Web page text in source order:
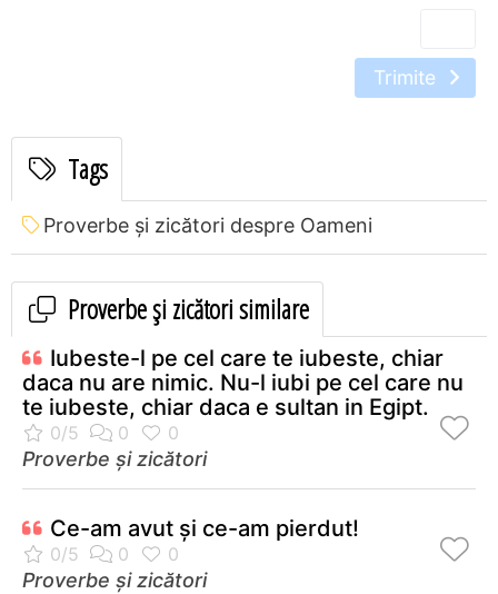
Trimite
Tags
Proverbe și zicători despre Oameni
Proverbe și zicători similare
Iubeste-l pe cel care te iubeste, chiar
daca nu are nimic. Nu-l iubi pe cel care nu
te iubeste, chiar daca e sultan in Egipt.
Proverbe și zicători
Ce-am avut și ce-am pierdut!
Proverbe și zicători